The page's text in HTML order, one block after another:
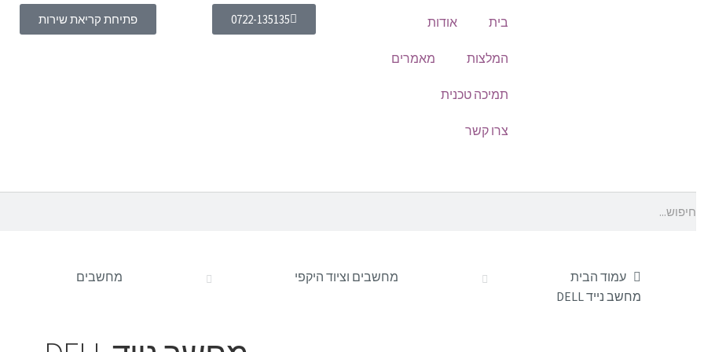
בית אודות
המלצות מאמרים
תמיכה טכנית
צרו קשר
0722-135135 פתיחת קריאת שירות
עמוד הבית מחשבים וציוד היקפי
מחשבים
מחשב נייד DELL